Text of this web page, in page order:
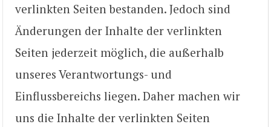
verlinkten Seiten bestanden. Jedoch sind
Änderungen der Inhalte der verlinkten
Seiten jederzeit möglich, die außerhalb
unseres Verantwortungs- und
Einflussbereichs liegen. Daher machen wir
uns die Inhalte der verlinkten Seiten